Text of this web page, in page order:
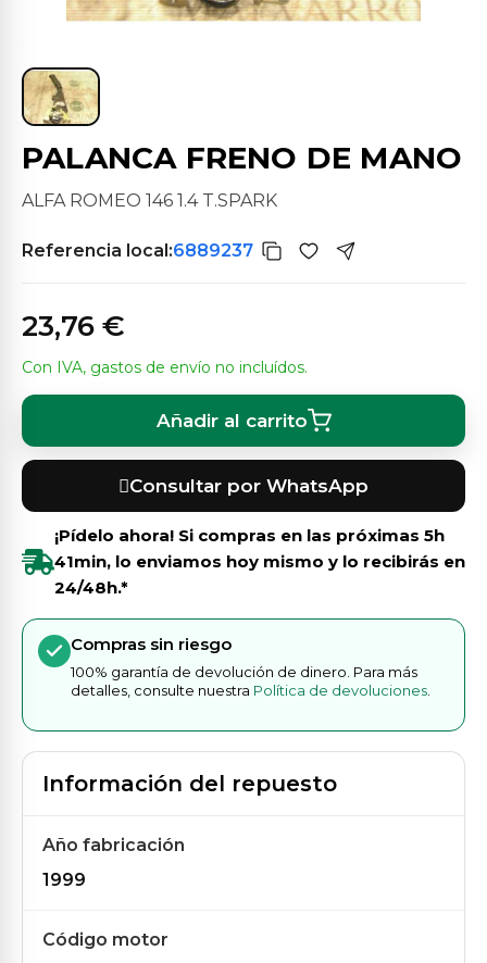
PALANCA FRENO DE MANO
ALFA ROMEO 146 1.4 T.SPARK
Referencia local:6889237
23,76 €
Con IVA, gastos de envío no incluídos.
Añadir al carrito
Consultar por WhatsApp
¡Pídelo ahora! Si compras en las próximas 5h
41min, lo enviamos hoy mismo y lo recibirás en
24/48h.*
Compras sin riesgo
100% garantía de devolución de dinero. Para más
detalles, consulte nuestra Política de devoluciones
Información del repuesto
Año fabricación
1999
Código motor